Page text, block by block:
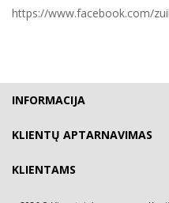
https://www.facebook.com/
INFORMACIJA
KLIENTŲ APTARNAVIMAS
KLIENTAMS